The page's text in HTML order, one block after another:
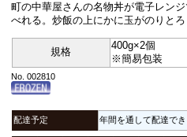
町の中華屋さんの名物丼が電子レン
べれる。炒飯の上にかに玉がのりと
規格
400g×2個
※簡易包装
No. 002810
配達予定 年間を通して配達で